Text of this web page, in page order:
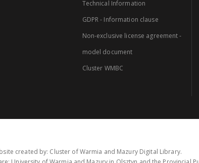
Technical Information
GDPR - Information clause
Non-exclusive license agreement -
model document
Cluster WMBC
created by: Cluster of Warmia and Mazury Digital Library.